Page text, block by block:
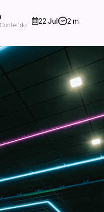
22 Jul 2 m